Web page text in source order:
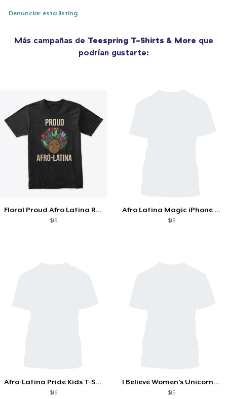
Denunciar esta listing
Más campañas de Teespring T-Shirts & More que
podrían gustarte:
Floral Proud Afro Latina Roots T-Shirt
$19
Afro Latina Magic iPhone Case
$19
Afro-Latina Pride Kids T-Shirt Girls
$16
I Believe Women’s Unicorn T-Shirt
$15